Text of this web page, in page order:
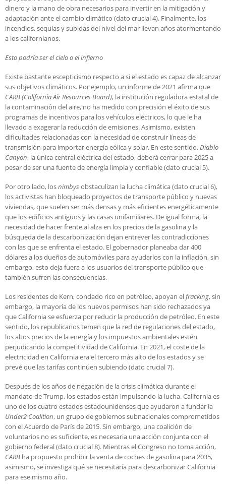
dinero y la mano de obra necesarios para invertir en la mitigación y
adaptación ante el cambio climático (dato crucial 4). Finalmente, los
incendios, sequías y subidas del nivel del mar llevan años atormentando
a los californianos.
Esto podría ser el cielo o el infierno
Existe bastante escepticismo respecto a si el estado es capaz de alcanzar
sus objetivos climáticos. Por ejemplo, un informe de 2021 afirma que
CARB (California Air Resources Board), la institución reguladora estatal de
la contaminación del aire, no ha medido con precisión el éxito de sus
programas de incentivos para los vehículos eléctricos, lo que le ha
llevado a exagerar la reducción de emisiones. Asimismo, existen
dificultades relacionadas con la necesidad de construir líneas de
transmisión para importar energía eólica y solar. En este sentido,Diablo
Canyon, la única central eléctrica del estado, deberá cerrar para 2025 a
pesar de ser una fuente de energía limpia y confiable (dato crucial 5).
Por otro lado, losnimbys obstaculizan la lucha climática (dato crucial 6),
los activistas han bloqueado proyectos de transporte público y nuevas
viviendas, que suelen ser más densas y más eficientes energéticamente
que los edificios antiguos y las casas unifamiliares. De igual forma, la
necesidad de hacer frente al alza en los precios de la gasolina y la
búsqueda de la descarbonización dejan entrever las contradicciones
con las que se enfrenta el estado. El gobernador planeaba dar 400
dólares a los dueños de automóviles para ayudarlos con la inflación, sin
embargo, esto deja fuera a los usuarios del transporte público que
también sufren las consecuencias.
Los residentes de Kern, condado rico en petróleo, apoyan elfracking, sin
embargo, la mayoría de los nuevos permisos han sido rechazados ya
que California se esfuerza por reducir la producción de petróleo. En este
sentido, los republicanos temen que la red de regulaciones del estado,
los altos precios de la energía y los impuestos ambientales estén
perjudicando la competitividad de California. En 2021, el coste de la
electricidad en California era el tercero más alto de los estados y se
prevé que las tarifas continúen subiendo (dato crucial 7).
Después de los años de negación de la crisis climática durante el
mandato de Trump, los estados están impulsando la lucha. California es
uno de los cuatro estados estadounidenses que ayudaron a fundar la
Under2 Coalition, un grupo de gobiernos subnacionales comprometidos
con el Acuerdo de París de 2015. Sin embargo, una coalición de
voluntarios no es suficiente, es necesaria una acción conjunta con el
gobierno federal (dato crucial 8). Mientras el Congreso no toma acción,
CARB ha propuesto prohibir la venta de coches de gasolina para 2035,
asimismo, se investiga qué se necesitaría para descarbonizar California
para ese mismo año.